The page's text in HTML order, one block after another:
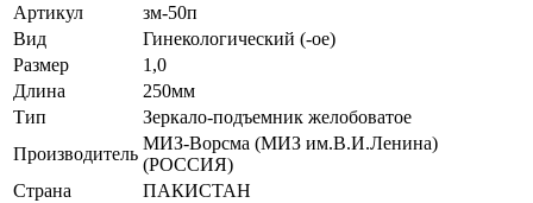
Артикул
зм-50п
Вид
Гинекологический (-ое)
Размер
1,0
Длина
250мм
Тип
Зеркало-подъемник желобоватое
Производитель
МИЗ-Ворсма (МИЗ им.В.И.Ленина)
(РОССИЯ)
Страна
ПАКИСТАН